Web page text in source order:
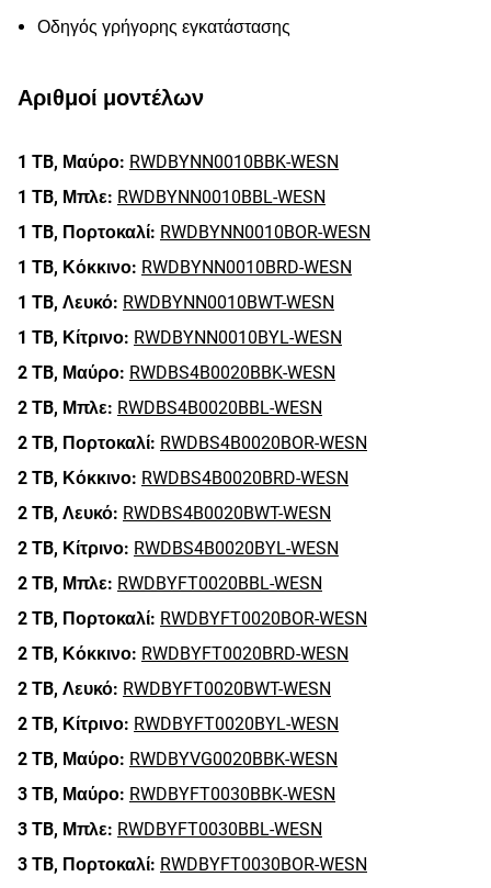
Οδηγός γρήγορης εγκατάστασης
Αριθμοί μοντέλων
1 TB, Μαύρο: RWDBYNN0010BBK-WESN
1 TB, Μπλε: RWDBYNN0010BBL-WESN
1 TB, Πορτοκαλί: RWDBYNN0010BOR-WESN
1 TB, Κόκκινο: RWDBYNN0010BRD-WESN
1 TB, Λευκό: RWDBYNN0010BWT-WESN
1 TB, Κίτρινο: RWDBYNN0010BYL-WESN
2 TB, Μαύρο: RWDBS4B0020BBK-WESN
2 TB, Μπλε: RWDBS4B0020BBL-WESN
2 TB, Πορτοκαλί: RWDBS4B0020BOR-WESN
2 TB, Κόκκινο: RWDBS4B0020BRD-WESN
2 TB, Λευκό: RWDBS4B0020BWT-WESN
2 TB, Κίτρινο: RWDBS4B0020BYL-WESN
2 TB, Μπλε: RWDBYFT0020BBL-WESN
2 TB, Πορτοκαλί: RWDBYFT0020BOR-WESN
2 TB, Κόκκινο: RWDBYFT0020BRD-WESN
2 TB, Λευκό: RWDBYFT0020BWT-WESN
2 TB, Κίτρινο: RWDBYFT0020BYL-WESN
2 TB, Μαύρο: RWDBYVG0020BBK-WESN
3 TB, Μαύρο: RWDBYFT0030BBK-WESN
3 TB, Μπλε: RWDBYFT0030BBL-WESN
3 TB, Πορτοκαλί: RWDBYFT0030BOR-WESN